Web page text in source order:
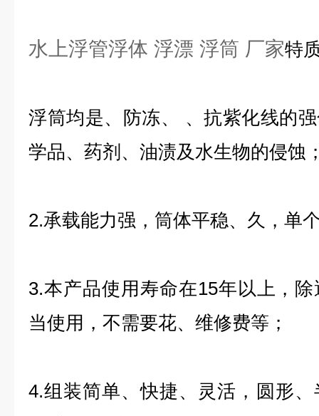
水上浮管浮体 浮漂 浮筒 厂家特
浮筒均是、防冻、 、抗紫化线的
学品、药剂、油渍及水生物的侵蚀
2.承载能力强，筒体平稳、久，单
3.本产品使用寿命在15年以上，
当使用，不需要花、维修费等；
4.组装简单、快捷、灵活，圆形